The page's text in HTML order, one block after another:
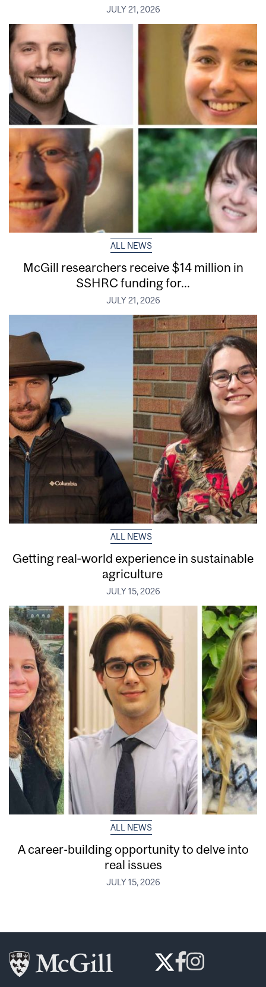
JULY 21, 2026
ALL NEWS
McGill researchers receive $14 million in
SSHRC funding for...
JULY 21, 2026
ALL NEWS
Getting real‑world experience in sustainable
agriculture
JULY 15, 2026
ALL NEWS
A career-building opportunity to delve into
real issues
JULY 15, 2026